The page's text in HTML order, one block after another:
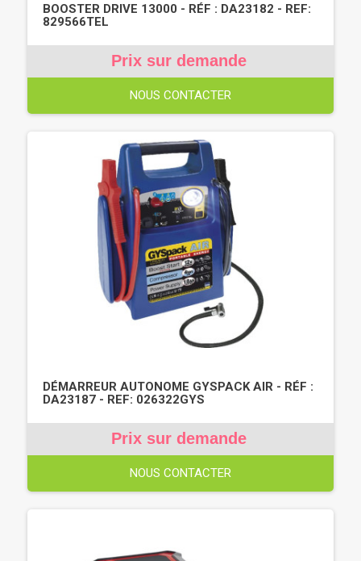
BOOSTER DRIVE 13000 - RÉF : DA23182 - REF:
829566TEL
Prix sur demande
NOUS CONTACTER
DÉMARREUR AUTONOME GYSPACK AIR - RÉF :
DA23187 - REF: 026322GYS
Prix sur demande
NOUS CONTACTER